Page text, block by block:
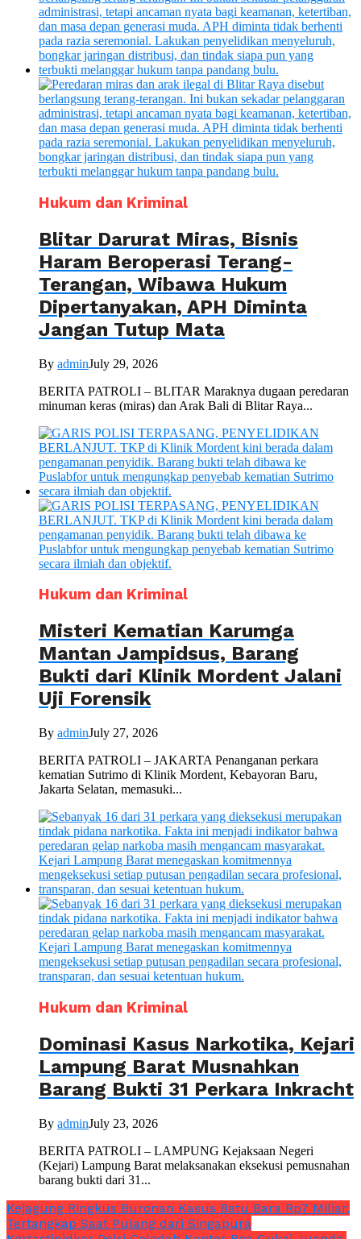
Hukum dan Kriminal
Blitar Darurat Miras, Bisnis
Haram Beroperasi Terang-
Terangan, Wibawa Hukum
Dipertanyakan, APH Diminta
Jangan Tutup Mata
By adminJuly 29, 2026
BERITA PATROLI – BLITAR Maraknya dugaan peredaran
minuman keras (miras) dan Arak Bali di Blitar Raya...
Hukum dan Kriminal
Misteri Kematian Karumga
Mantan Jampidsus, Barang
Bukti dari Klinik Mordent Jalani
Uji Forensik
By adminJuly 27, 2026
BERITA PATROLI – JAKARTA Penanganan perkara
kematian Sutrimo di Klinik Mordent, Kebayoran Baru,
Jakarta Selatan, memasuki...
Hukum dan Kriminal
Dominasi Kasus Narkotika, Kejari
Lampung Barat Musnahkan
Barang Bukti 31 Perkara Inkracht
By adminJuly 23, 2026
BERITA PATROLI – LAMPUNG Kejaksaan Negeri
(Kejari) Lampung Barat melaksanakan eksekusi pemusnahan
barang bukti dari 31...
Kejagung Ringkus Buronan Kasus Batu Bara Rp7 Miliar,
Tertangkap Saat Pulang dari Singapura